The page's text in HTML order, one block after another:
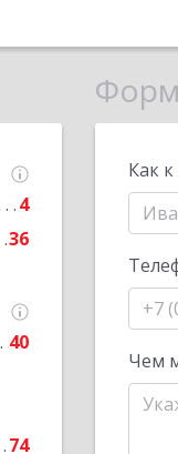
4
36
40
74
Как
Чем